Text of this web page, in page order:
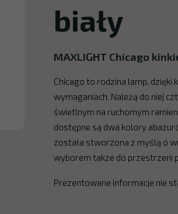
biały
MAXLIGHT Chicago
Chicago to rodzina lamp,
wymaganiach. Należą do niej
świetlnym na ruchomym
dostępne są dwa kolory
została stworzona z myślą o
wyborem także do przestrzeni
Prezentowane informacje nie